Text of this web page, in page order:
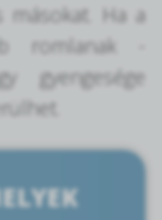
másokat. Ha a
romlanak -
gyengesége